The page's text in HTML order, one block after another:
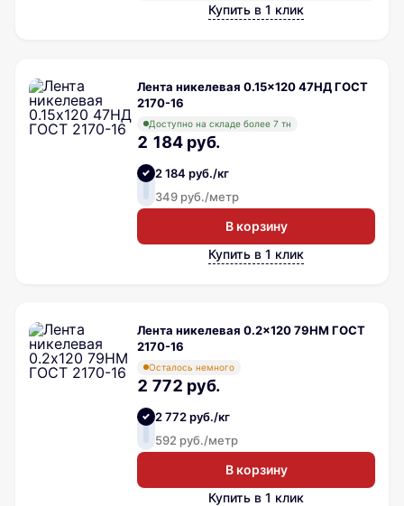
Купить в 1 клик
Лента никелевая 0.15x120 47НД ГОСТ
2170-16
Доступно на складе более 7 тн
2 184 руб.
2 184 руб./кг
349 руб./метр
В корзину
Купить в 1 клик
Лента никелевая 0.2x120 79НМ ГОСТ
2170-16
Осталось немного
2 772 руб.
2 772 руб./кг
592 руб./метр
В корзину
Купить в 1 клик